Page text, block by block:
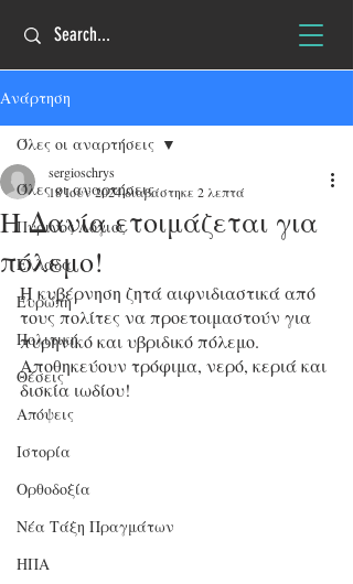
Ανάρτηση
Όλες οι αναρτήσεις
Πύρινος Λόγιος
Ελλάδα
Ευρώπη
Πολιτική
Θέσεις
Απόψεις
Ιστορία
Ορθοδοξία
Νέα Τάξη Πραγμάτων
ΗΠΑ
Όλες οι αναρτήσεις
Η Δανία ετοιμάζεται για
πόλεμο!
sergioschrys
18 Ιουν 2024διαβάστηκε 2 λεπτά
Η κυβέρνηση ζητά αιφνιδιαστικά από
τους πολίτες να προετοιμαστούν για
πυρηνικό και υβριδικό πόλεμο.
Αποθηκεύουν τρόφιμα, νερό, κεριά και
δισκία ιωδίου!